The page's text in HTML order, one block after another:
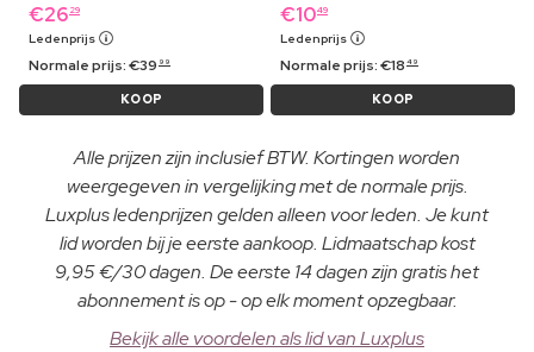
€26 29
Ledenprijs
Normale prijs:€39 99
KOOP
€1049
Ledenprijs
Normale prijs:€18 49
KOOP
Alle prijzen zijn inclusief BTW. Kortingen worden
weergegeven in vergelijking met de normale prijs.
Luxplus ledenprijzen gelden alleen voor leden. Je kunt
lid worden bij je eerste aankoop. Lidmaatschap kost
9,95 €/30 dagen. De eerste 14 dagen zijn gratis het
abonnement is op - op elk moment opzegbaar.
Bekijk alle voordelen als lid van Luxplus